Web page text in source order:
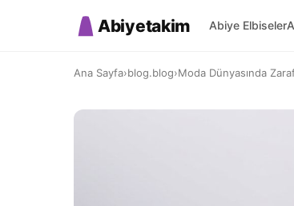
Abiyetakim Abiye Elbiseler
Ana Sayfa›blog.blog›Moda Dünyasında